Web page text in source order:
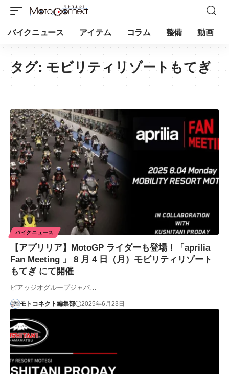
バイクニュース アイテム コラム 整備 動画
タグ: モビリティリゾートもてぎ
バイクニュース
【アプリリア】MotoGP ライダーも登場！「aprilia
Fan Meeting 」 8 月 4 日（月）モビリティリゾート
もてぎ にて開催
ピアッジオグループジャパ…
モトコネクト編集部 2025年6月23日